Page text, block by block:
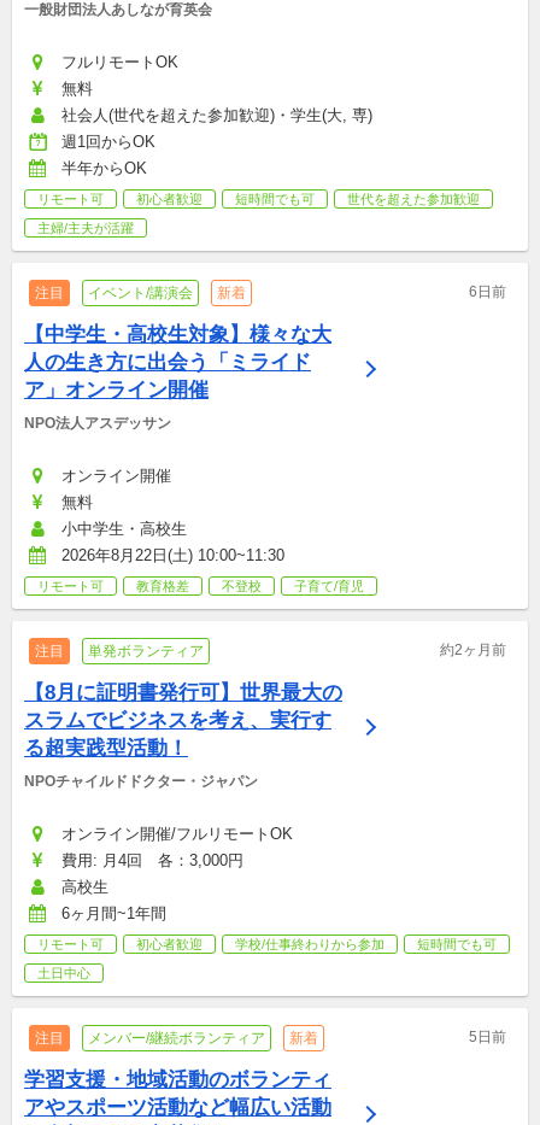
一般財団法人あしなが育英会
フルリモートOK
無料
社会人(世代を超えた参加歓迎)・学生(大, 専)
週1回からOK
半年からOK
リモート可 初心者歓迎 短時間でも可
世代を超えた参加歓迎
主婦/主夫が活躍
注目 イベント/講演会 新着 6日前
【中学生・高校生対象】様々な大
人の生き方に出会う「ミライド
ア」オンライン開催
NPO法人アスデッサン
オンライン開催
無料
小中学生・高校生
2026年8月22日(土) 10:00~11:30
リモート可 教育格差 不登校 子育て/育児
注目 単発ボランティア 約2ヶ月前
【8月に証明書発行可】世界最大の
スラムでビジネスを考え、実行す
る超実践型活動！
NPOチャイルドドクター・ジャパン
オンライン開催/フルリモートOK
費用: 月4回　各：3,000円
高校生
6ヶ月間~1年間
リモート可 初心者歓迎 学校/仕事終わりから参加
短時間でも可
土日中心
注目 メンバー/継続ボランティア 新着 5日前
学習支援・地域活動のボランティ
アやスポーツ活動など幅広い活動